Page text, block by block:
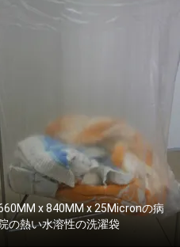
x 840MM x 25Micronの病
院の熱い水溶性の洗濯袋